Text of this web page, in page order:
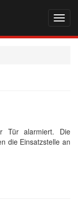
auf-
und
Tür alarmiert. Die
die Einsatzstelle an